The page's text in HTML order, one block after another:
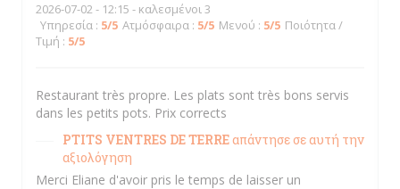
2026-07-02 - 12:15 - καλεσμένοι 3
Υπηρεσία : 5/5 Ατμόσφαιρα : 5/5 Μενού : 5/5 Ποιότητα /
Τιμή : 5/5
Restaurant très propre. Les plats sont très bons servis
dans les petits pots. Prix corrects
PTITS VENTRES DE TERREαπάντησε σε αυτή την
αξιολόγηση
Merci Eliane d'avoir pris le temps de laisser un